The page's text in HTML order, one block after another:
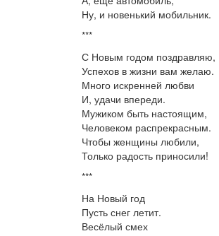
Ну, и новенький мобильник.
***
С Новым годом поздравляю,
Успехов в жизни вам желаю.
Много искренней любви
И, удачи впереди.
Мужиком быть настоящим,
Человеком распрекрасным.
Чтобы женщины любили,
Только радость приносили!
***
На Новый год
Пусть снег летит.
Весёлый смех